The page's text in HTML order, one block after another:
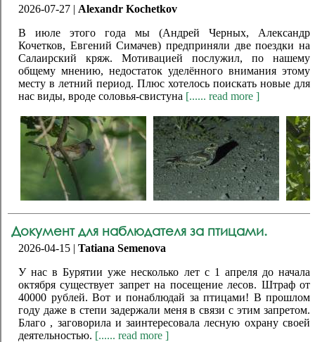
2026-07-27 | Alexandr Kochetkov
В июле этого года мы (Андрей Черных, Александр
Кочетков, Евгений Симачев) предприняли две поездки на
Салаирский кряж. Мотивацией послужил, по нашему
общему мнению, недостаток уделённого внимания этому
месту в летний период. Плюс хотелось поискать новые для
нас виды, вроде соловья-свистуна [...... read more ]
Документ для наблюдателя за птицами.
2026-04-15 | Tatiana Semenova
У нас в Бурятии уже несколько лет с 1 апреля до начала
октября существует запрет на посещение лесов. Штраф от
40000 рублей. Вот и понаблюдай за птицами! В прошлом
году даже в степи задержали меня в связи с этим запретом.
Благо , заговорила и заинтересовала лесную охрану своей
деятельностью. [...... read more ]